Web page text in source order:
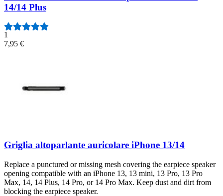
14/14 Plus
1
7,95 €
Griglia altoparlante auricolare iPhone 13/14
Replace a punctured or missing mesh covering the earpiece speaker
opening compatible with an iPhone 13, 13 mini, 13 Pro, 13 Pro
Max, 14, 14 Plus, 14 Pro, or 14 Pro Max. Keep dust and dirt from
blocking the earpiece speaker.